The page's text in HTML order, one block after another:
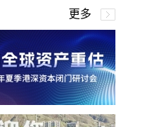
更多